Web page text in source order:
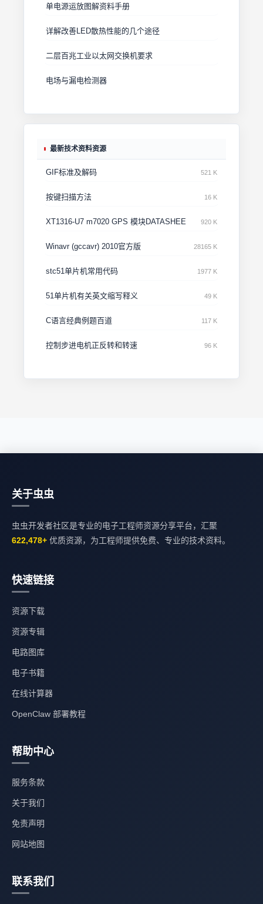
单电源运放图解资料手册
详解改善LED散热性能的几个途径
二层百兆工业以太网交换机要求
电场与漏电检测器
最新技术资料资源
GIF标准及解码 521 K
按键扫描方法 16 K
XT1316-U7 m7020 GPS 模块DATASHEE 920 K
Winavr (gccavr) 2010官方版 28165 K
stc51单片机常用代码 1977 K
51单片机有关英文缩写释义 49 K
C语言经典例题百道 117 K
控制步进电机正反转和转速 96 K
关于虫虫
虫虫开发者社区是专业的电子工程师资源分享平台，汇聚
622,478+ 优质资源，为工程师提供免费、专业的技术资料。
快速链接
资源下载
资源专辑
电路图库
电子书籍
在线计算器
OpenClaw 部署教程
帮助中心
服务条款
关于我们
免责声明
网站地图
联系我们